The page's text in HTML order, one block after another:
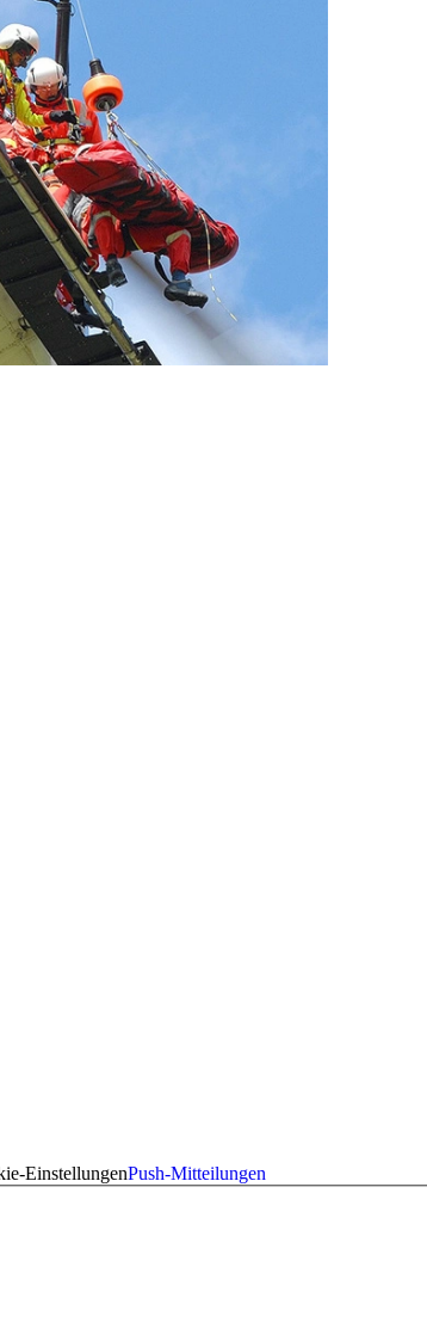
EinstellungenPush-Mitteilungen